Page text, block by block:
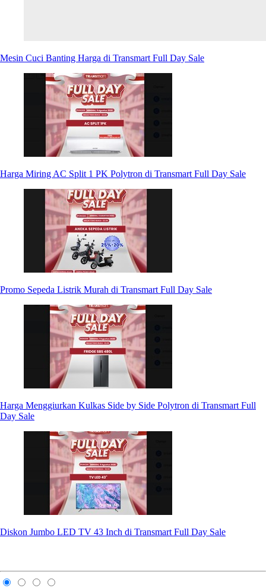
Mesin Cuci Banting Harga di Transmart Full Day Sale
Harga Miring AC Split 1 PK Polytron di Transmart Full Day Sale
Promo Sepeda Listrik Murah di Transmart Full Day Sale
Harga Menggiurkan Kulkas Side by Side Polytron di Transmart Full
Day Sale
Diskon Jumbo LED TV 43 Inch di Transmart Full Day Sale